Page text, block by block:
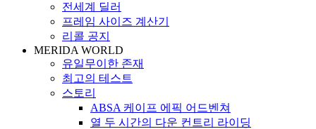
전세계 딜러
프레임 사이즈 계산기
리콜 공지
MERIDA WORLD
유일무이한 존재
최고의 테스트
스토리
ABSA 케이프 에픽 어드벤쳐
열 두 시간의 다운 컨트리 라이딩